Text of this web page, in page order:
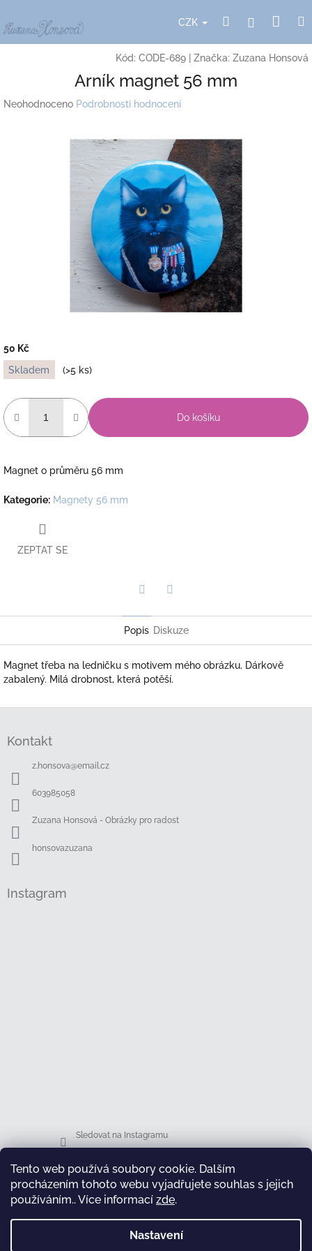
Tento web používá soubory cookie. Dalším
procházením tohoto webu vyjadřujete souhlas s jejich
používáním.. Více informací zde.
Nastavení
na
obsah
CZK HledatPřihlášení
Kód: CODE-689 Značka: Zuzana Honsová
Arník magnet 56 mm
Průměrné
Neohodnoceno Podrobnosti hodnocení
50 Kč
Měrná
cena:
Skladem (>5 ks)
Do košíku
Magnet o průměru 56 mm
Kategorie: Magnety 56 mm
ZEPTAT SE
Popis Diskuze
Magnet třeba na ledničku s motivem mého obrázku. Dárkově
zabalený. Milá drobnost, která potěší.
Kontakt
z.honsova@email.cz
603985058
Zuzana Honsová - Obrázky pro radost
honsovazuzana
Instagram
Sledovat na Instagramu
Facebook
test